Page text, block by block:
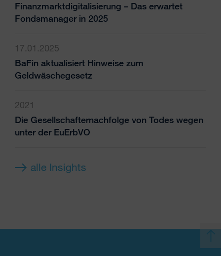
Finanzmarktdigitalisierung – Das erwartet
Fondsmanager in 2025
17.01.2025
BaFin aktualisiert Hinweise zum
Geldwäschegesetz
2021
Die Gesellschafternachfolge von Todes wegen
unter der EuErbVO
alle Insights